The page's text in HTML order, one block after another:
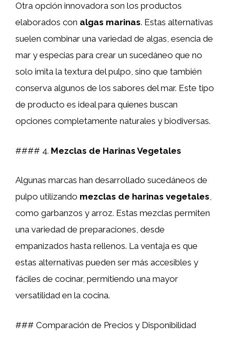
Otra opción innovadora son los productos
elaborados con algas marinas. Estas alternativas
suelen combinar una variedad de algas, esencia de
mar y especias para crear un sucedáneo que no
solo imita la textura del pulpo, sino que también
conserva algunos de los sabores del mar. Este tipo
de producto es ideal para quienes buscan
opciones completamente naturales y biodiversas.
#### 4. Mezclas de Harinas Vegetales
Algunas marcas han desarrollado sucedáneos de
pulpo utilizando mezclas de harinas vegetales,
como garbanzos y arroz. Estas mezclas permiten
una variedad de preparaciones, desde
empanizados hasta rellenos. La ventaja es que
estas alternativas pueden ser más accesibles y
fáciles de cocinar, permitiendo una mayor
versatilidad en la cocina.
### Comparación de Precios y Disponibilidad